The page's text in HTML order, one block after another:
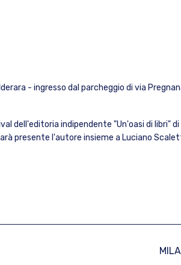
- ingresso dal parcheggio di via
dell'editoria indipendente "Un'oasi di libri"
presente l'autore insieme a Luciano